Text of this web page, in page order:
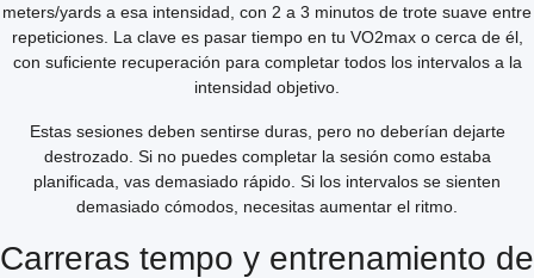
meters/yards a esa intensidad, con 2 a 3 minutos de trote suave entre
repeticiones. La clave es pasar tiempo en tu VO2max o cerca de él,
con suficiente recuperación para completar todos los intervalos a la
intensidad objetivo.
Estas sesiones deben sentirse duras, pero no deberían dejarte
destrozado. Si no puedes completar la sesión como estaba
planificada, vas demasiado rápido. Si los intervalos se sienten
demasiado cómodos, necesitas aumentar el ritmo.
Carreras tempo y entrenamiento de